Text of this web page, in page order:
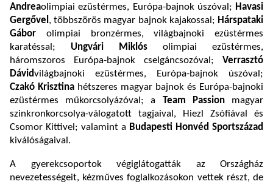
Andreaolimpiai ezüstérmes, Európa-bajnok úszóval; Havasi
Gergővel , többszörös magyar bajnok kajakossal; Hárspataki
Gábor olimpiai bronzérmes, világbajnoki ezüstérmes
karatéssal; Ungvári Miklós olimpiai ezüstérmes,
háromszoros Európa-bajnok cselgáncsozóval; Verrasztó
Dávidvilágbajnoki ezüstérmes, Európa-bajnok úszóval;
Czakó Krisztina hétszeres magyar bajnok és Európa-bajnoki
ezüstérmes műkorcsolyázóval; a Team Passionmagyar
szinkronkorcsolya-válogatott tagjaival, Hiezl Zsófiával és
Csomor Kittivel; valamint a Budapesti Honvéd Sportszázad
kiválóságaival.
A gyerekcsoportok végiglátogatták az Országház
nevezetességeit, kézműves foglalkozásokon vettek részt, de